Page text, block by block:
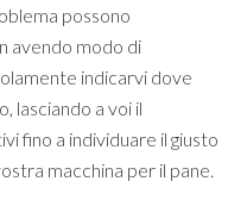
possono
avendo modo di
indicarvi dove
lasciando a voi il
fino a individuare il giusto
macchina per il pane.